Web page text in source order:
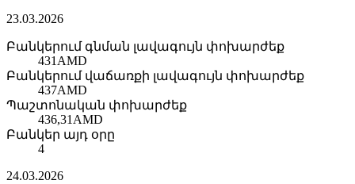
23.03.2026
Բանկերում գնման լավագույն փոխարժեք
431 AMD
Բանկերում վաճառքի լավագույն փոխարժեք
437AMD
Պաշտոնական փոխարժեք
436,31 AMD
Բանկեր այդ օրը
4
24.03.2026